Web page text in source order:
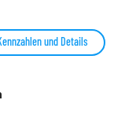
und Details